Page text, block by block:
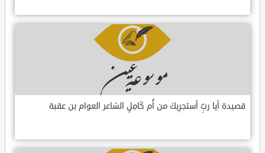
قصيدة أيا ربِّ أستجرِيكَ من أُم كَامِلٍ الشاعر العوام بن عقبة